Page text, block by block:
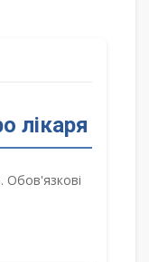
лікаря
Обов'язкові